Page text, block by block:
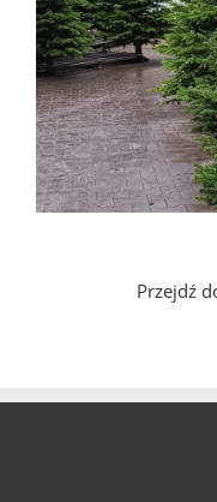
Przejdź